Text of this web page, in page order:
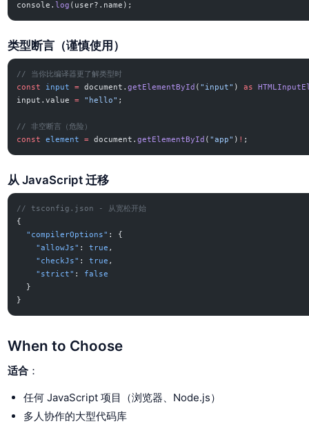
console. log (user?.name);
类型断言（谨慎使用）
// 当你比编译器更了解类型时
const
input = document.getElementById ( "input" ) as
input.value = "hello" ;
// 非空断言（危险）
const
element = document.getElementById ( "app" ) ! ;
从 JavaScript 迁移
// tsconfig.json - 从宽松开始
{
  "compilerOptions"
: {
    "allowJs"
: true ,
    "checkJs"
: true ,
    "strict"
: false
  }
}
When to Choose
适合 ：
任何 JavaScript 项目（浏览器、Node.js）
多人协作的大型代码库